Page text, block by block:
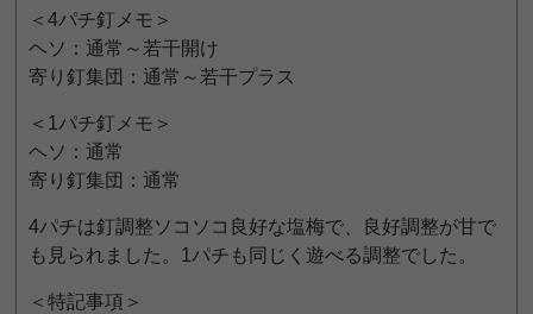
＜4パチ釘メモ＞
ヘソ：通常～若干開け
寄り釘集団：通常～若干プラス
＜1パチ釘メモ＞
ヘソ：通常
寄り釘集団：通常
4パチは釘調整ソコソコ良好な塩梅で、良好調整が甘で
も見られました。1パチも同じく遊べる調整でした。
＜特記事項＞